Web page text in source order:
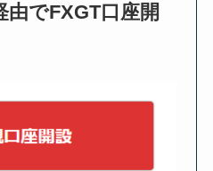
由でFXGT口座開